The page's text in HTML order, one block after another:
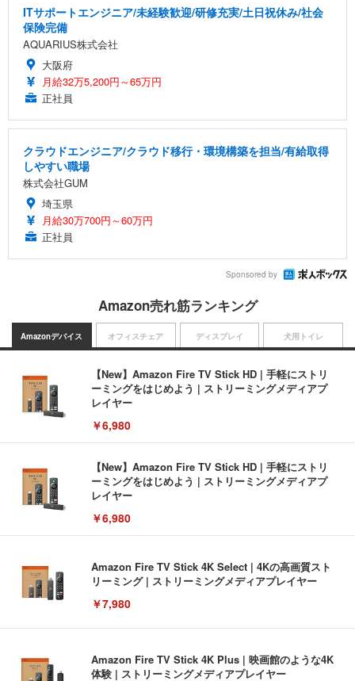
ITサポートエンジニア/未経験歓迎/研修充実/土日祝休み/社会
保険完備
AQUARIUS株式会社
大阪府
月給32万5,200円～65万円
正社員
クラウドエンジニア/クラウド移行・環境構築を担当/有給取得
しやすい職場
株式会社GUM
埼玉県
月給30万700円～60万円
正社員
Sponsored by
Amazon売れ筋ランキング
Amazonデバイス
【New】Amazon Fire TV Stick HD | 手軽にストリ
ーミングをはじめよう | ストリーミングメディアプ
レイヤー
￥6,980
【New】Amazon Fire TV Stick HD | 手軽にストリ
ーミングをはじめよう | ストリーミングメディアプ
レイヤー
￥6,980
Amazon Fire TV Stick 4K Select | 4Kの高画質スト
リーミング | ストリーミングメディアプレイヤー
￥7,980
Amazon Fire TV Stick 4K Plus | 映画館のような4K
体験 | ストリーミングメディアプレイヤー
オフィスチェア ディスプレイ 犬用トイレ